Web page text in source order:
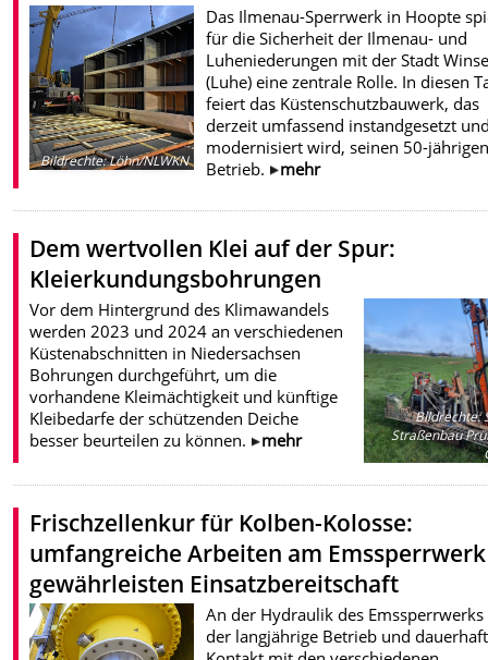
Bildrechte:Löhn/NLWKN
Das Ilmenau-Sperrwerk in Hoopte
für die Sicherheit der Ilmenau- und
Luheniederungen mit der Stadt
(Luhe) eine zentrale Rolle. In diesen
feiert das Küstenschutzbauwerk, das
derzeit umfassend instandgesetzt
modernisiert wird, seinen 50-
Betrieb.
mehr
Dem wertvollen Klei auf der Spur:
Kleierkundungsbohrungen
Bildrechte:
Straßenbau
Vor dem Hintergrund des Klimawandels
werden 2023 und 2024 an verschiedenen
Küstenabschnitten in Niedersachsen
Bohrungen durchgeführt, um die
vorhandene Kleimächtigkeit und künftige
Kleibedarfe der schützenden Deiche
besser beurteilen zu können.
mehr
Frischzellenkur für Kolben-Kolosse:
umfangreiche Arbeiten am Emssperrwerk
gewährleisten Einsatzbereitschaft
An der Hydraulik des
der langjährige Betrieb und